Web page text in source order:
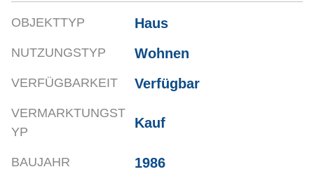
OBJEKTTYP Haus
NUTZUNGSTYP Wohnen
VERFÜGBARKEIT Verfügbar
VERMARKTUNGST
YP
Kauf
BAUJAHR 1986